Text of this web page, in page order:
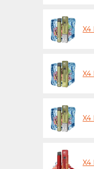
X4
X4
X4
X4